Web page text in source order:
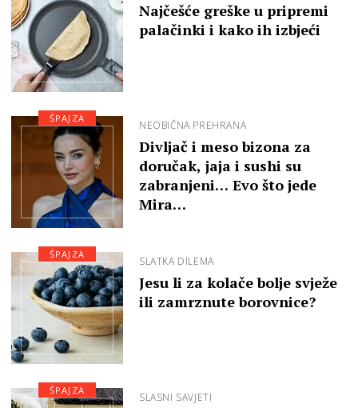
Najčešće greške u pripremi
palačinki i kako ih izbjeći
NEOBIČNA PREHRANA
Divljač i meso bizona za
doručak, jaja i sushi su
zabranjeni… Evo što jede
Mira…
ŠPAJZA
SLATKA DILEMA
Jesu li za kolače bolje svježe
ili zamrznute borovnice?
ŠPAJZA
SLASNI SAVJETI
ŠPAJZA